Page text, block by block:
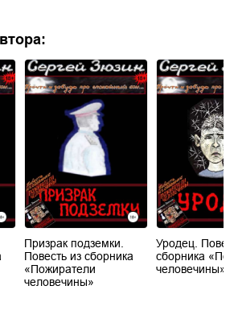
Призрак подземки.
Повесть из сборника
«Пожиратели
человечины»
Уродец.
сборника
человечины»